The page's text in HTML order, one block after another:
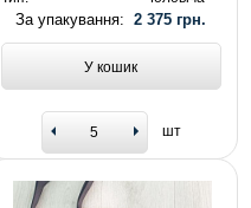
За упакування:2 375 грн.
У кошик
шт